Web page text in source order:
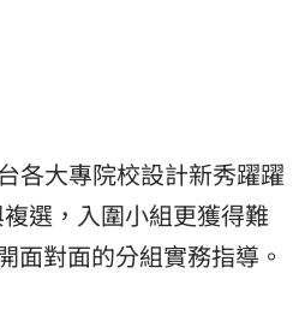
各大專院校設計新秀躍躍
選，入圍小組更獲得難
對面的分組實務指導。